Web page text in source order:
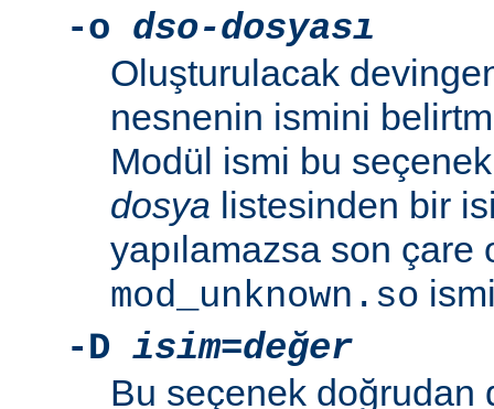
-o dso-dosyası
Oluşturulacak
nesnenin ismini
Modül ismi bu
dosya listesinden bir
yapılamazsa son çare
mod_unknown.so
-D isim=değer
Bu seçenek doğrudan